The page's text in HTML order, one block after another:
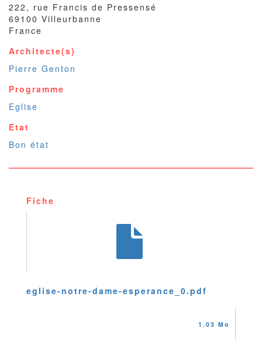
222, rue Francis de Pressensé
69100 Villeurbanne
France
Architecte(s)
Pierre Genton
Programme
Eglise
Etat
Bon état
Fiche
eglise-notre-dame-esperance_0.pdf
1.03 Mo